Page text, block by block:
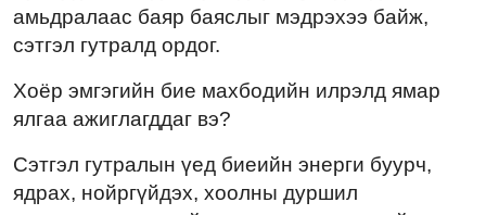
амьдралаас баяр баяслыг мэдрэхээ байж,
сэтгэл гутралд ордог.
Хоёр эмгэгийн бие махбодийн илрэлд ямар
ялгаа ажиглагддаг вэ?
Сэтгэл гутралын үед биеийн энерги буурч,
ядрах, нойргүйдэх, хоолны дуршил